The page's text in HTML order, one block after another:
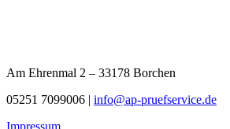
Am Ehrenmal 2 – 33178 Borchen
05251 7099006 | info@ap-pruefservice.de
Impressum